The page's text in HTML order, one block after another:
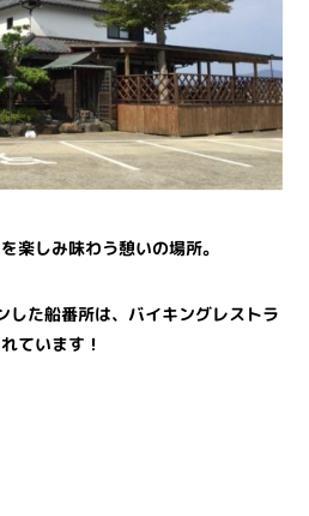
楽しみ味わう憩いの場所。
した船番所は、バイキングレストラ
ています！